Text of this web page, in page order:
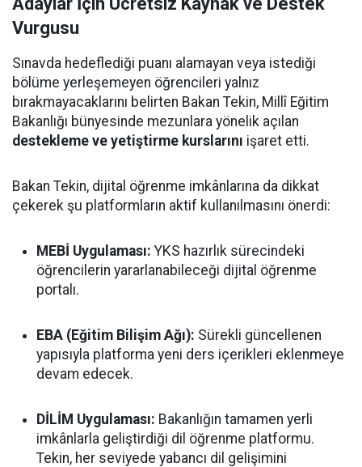
Vurgusu
Sınavda hedeflediği puanı alamayan veya istediği
bölüme yerleşemeyen öğrencileri yalnız
bırakmayacaklarını belirten Bakan Tekin, Millî Eğitim
Bakanlığı bünyesinde mezunlara yönelik açılan
destekleme ve yetiştirme kurslarını işaret etti.
Bakan Tekin, dijital öğrenme imkânlarına da dikkat
çekerek şu platformların aktif kullanılmasını önerdi:
MEBİ Uygulaması: YKS hazırlık sürecindeki
öğrencilerin yararlanabileceği dijital öğrenme
portalı.
EBA (Eğitim Bilişim Ağı): Sürekli güncellenen
yapısıyla platforma yeni ders içerikleri eklenmeye
devam edecek.
DİLİM Uygulaması: Bakanlığın tamamen yerli
imkânlarla geliştirdiği dil öğrenme platformu.
Tekin, her seviyede yabancı dil gelişimini